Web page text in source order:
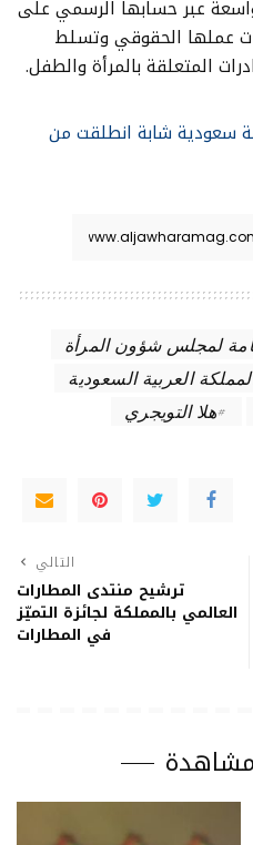
عبر حسابها الرسمي على
عملها الحقوقي وتسلط
المتعلقة بالمرأة والطفل.
سعودية شابة انطلقت من
لمجلس شؤون المرأة
العربية السعودية
هلا التويجري
التالي
ترشيح منتدى المطارات
العالمي بالمملكة لجائزة التميّز
في المطارات